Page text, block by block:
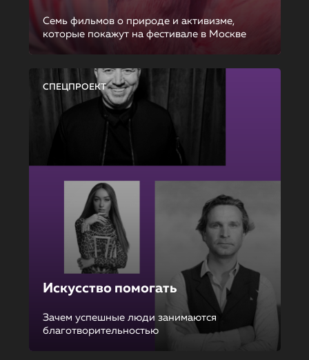
Семь фильмов о природе и активизме,
которые покажут на фестивале в Москве
СПЕЦПРОЕКТ
Искусство помогать
Зачем успешные люди занимаются
благотворительностью